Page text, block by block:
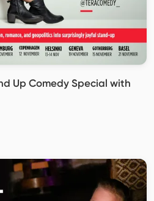
Up Comedy Special with